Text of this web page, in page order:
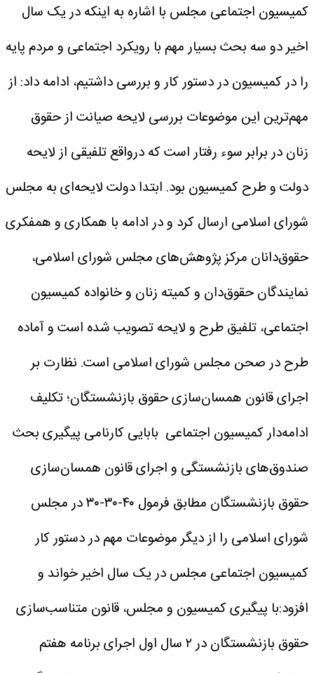
کمیسیون اجتماعی مجلس با اشاره به اینکه در یک سال
اخیر دو سه بحث بسیار مهم با رویکرد اجتماعی و مردم پایه
را در کمیسیون در دستور کار و بررسی داشتیم، ادامه داد: از
مهم‌ترین این موضوعات بررسی لایحه صیانت از حقوق
زنان در برابر سوء رفتار است که درواقع تلفیقی از لایحه
دولت و طرح کمیسیون بود. ابتدا دولت لایحه‌ای به مجلس
شورای اسلامی ارسال کرد و در ادامه با همکاری و همفکری
حقوق‌دانان مرکز پژوهش‌های مجلس شورای اسلامی،
نمایندگان حقوق‌دان و کمیته زنان و خانواده کمیسیون
اجتماعی، تلفیق طرح و لایحه تصویب شده است و آماده
طرح در صحن مجلس شورای اسلامی است. نظارت بر
اجرای قانون همسان‌سازی حقوق بازنشستگان؛ تکلیف
ادامه‌دار کمیسیون اجتماعی بابایی کارنامی پیگیری بحث
صندوق‌های بازنشستگی و اجرای قانون همسان‌سازی
حقوق بازنشستگان مطابق فرمول ۴۰-۳۰-۳۰ در مجلس
شورای اسلامی را از دیگر موضوعات مهم در دستور کار
کمیسیون اجتماعی مجلس در یک سال اخیر خواند و
افزود:با پیگیری کمیسیون و مجلس، قانون متناسب‌سازی
حقوق بازنشستگان در ۲ سال اول اجرای برنامه هفتم